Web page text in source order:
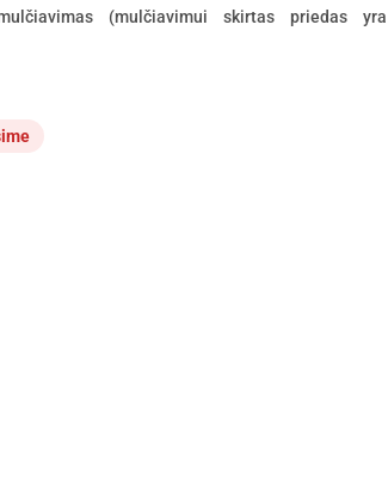
(mulčiavimui skirtas priedas yra